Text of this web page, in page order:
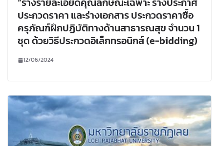
ประกวดราคา และร่างเอกสาร ประกวดราคาซื้อ
ครุภัณฑ์ฝึกปฏิบัติทางด้านสาธารณสุข จำนวน 1
ชุด ด้วยวิธีประกวดอิเล็กทรอนิกส์ (e-bidding)
12/06/2024